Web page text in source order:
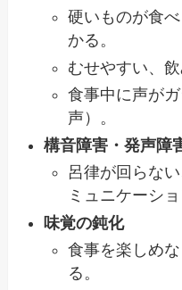
硬いものが食
かる。
むせやすい、飲
食事中に声が
声）。
構音障害・発声障
呂律が回らな
ミュニケーシ
味覚の鈍化
食事を楽しめ
る。